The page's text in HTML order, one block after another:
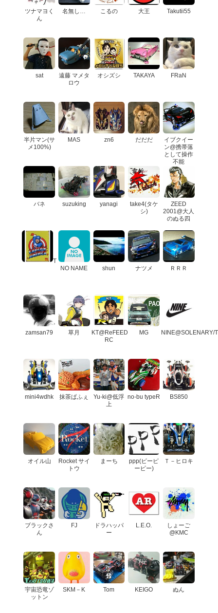
ツナマヨく
ん
名無し… こるの 大王 Takutii55
sat
遠藤 マメタ
ロウ
オシズシ TAKAYA FRaN
半片マン(サ
メ100%)
MAS zn6 だだだ
イブクイー
ン@携帯落
として操作
不能
バネ suzuking yanagi
take4(タケ
シ)
ZEED
2001@大人
のぬる四
T
NO NAME
shun ナツメ ＲＲＲ
zamsan79 草月
KT@ReFEED
RC
MG NINE@SOLENARY/
mini4wdhk 抹茶ぱふぇ
Yu-ki@低浮
上
no-bu typeR BS850
オイル山
Rocket サイ
トウ
まーち
ppp(ピーピ
ーピー)
Ｔ－ヒロキ
ブラックさ
ん
FJ
ドラハッパ
ー
L.E.O.
しょーご
@KMC
宇宙恐竜ゾ
ットン
SKM－K Tom KEIGO ぬん